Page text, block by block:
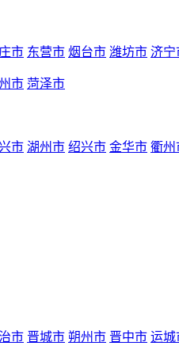
市 东营市 烟台市 潍坊市 济宁
市 菏泽市
市 湖州市 绍兴市 金华市 衢州
市 晋城市 朔州市 晋中市 运城